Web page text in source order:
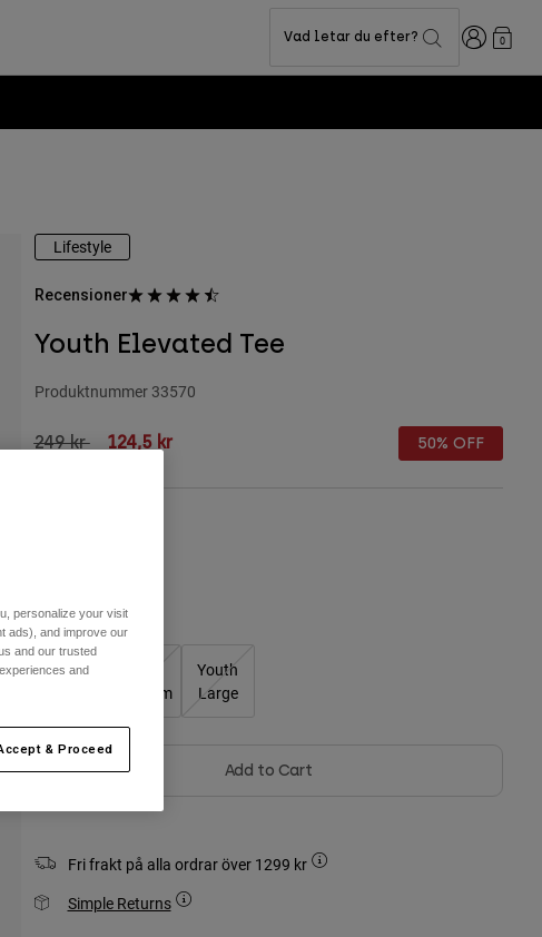
Vad letar du efter? Login0
Lifestyle
Recensioner
Youth Elevated Tee
Produktnummer 33570
Price reduced from
249 krto124,5 kr 50% OFF
Storlekstabell
Youth
Medium
Youth
Large
Add to Cart
Fri frakt på alla ordrar över 1299 kr
Simple Returns
personalize your visit
ads), and improve our
and our trusted
and
& Proceed